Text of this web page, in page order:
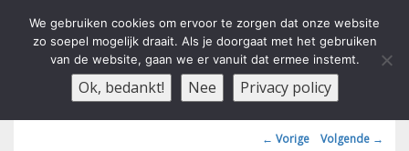
Carnavals Verain Der Ouwe
Voesbalsjong
anno 1959 va R.K.T.S.V. Menu
Afbeeldingsnavigatie
← Vorige Volgende →
We gebruiken cookies om ervoor te zorgen dat onze website
zo soepel mogelijk draait. Als je doorgaat met het gebruiken
van de website, gaan we er vanuit dat ermee instemt.
Ok, bedankt! Nee Privacy policy